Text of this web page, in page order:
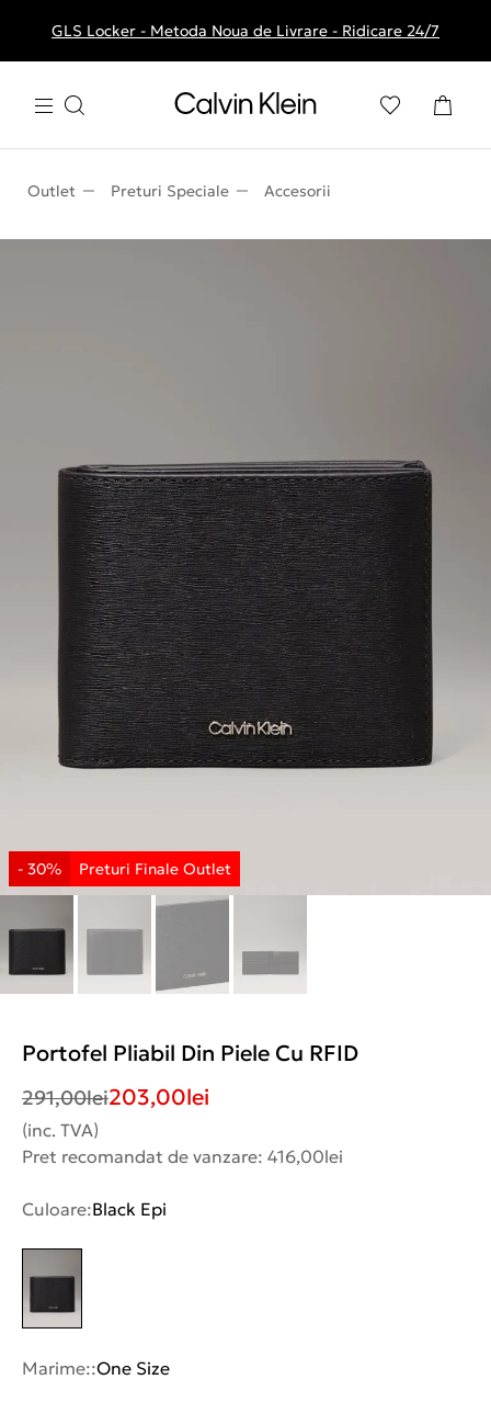
Livrare gratuita la comenzile de peste 250 RON
GLS Locker - Metoda Noua de Livrare - Ridicare 24/7
Outlet Preturi Speciale Accesorii
Portofel Pliabil Din Piele Cu RFID
291,00lei203,00lei
(inc. TVA)
Pret recomandat de vanzare: 416,00lei
Culoare:Black Epi
Marime::One Size